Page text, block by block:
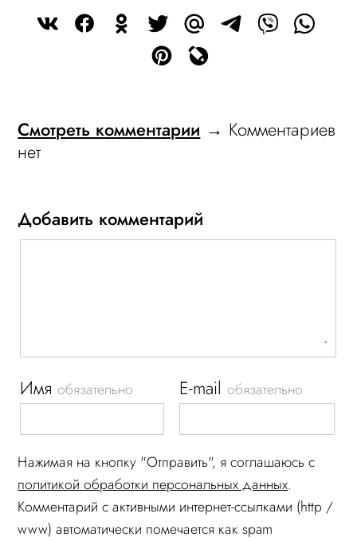
Смотреть комментарии → Комментариев
нет
Добавить комментарий
Имяобязательно E-mailобязательно
Нажимая на кнопку "Отправить", я соглашаюсь c
политикой обработки персональных данных.
Комментарий c активными интернет-ссылками (http /
www) автоматически помечается как spam